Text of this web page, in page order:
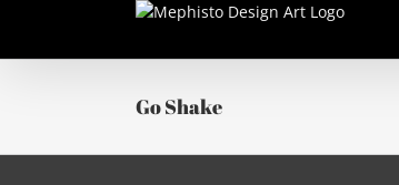
contenu
Go Shake